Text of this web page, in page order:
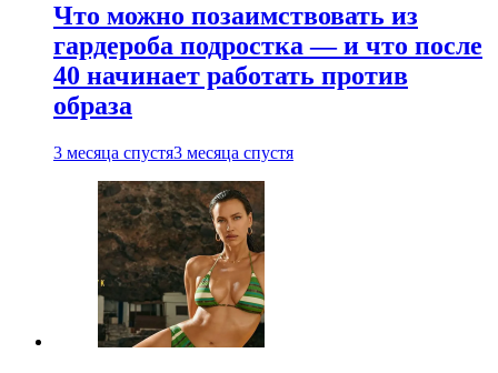
Что можно позаимствовать из
гардероба подростка — и что после
40 начинает работать против
образа
3 месяца спустя3 месяца спустя